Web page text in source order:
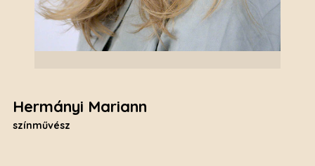
Hermányi Mariann
színművész